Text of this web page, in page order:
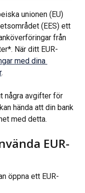
unionen (EU)
(EES) ett
från
När ditt EUR-
med dina
.
några avgifter för
hända att din bank
med detta.
EUR-
öppna ett EUR-